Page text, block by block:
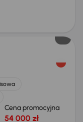
Cena promocyjna
54 000 zł